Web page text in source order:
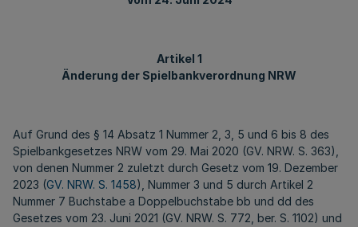
Artikel 1
Änderung der Spielbankverordnung NRW
Auf Grund des § 14 Absatz 1 Nummer 2, 3, 5 und 6 bis 8 des
Spielbankgesetzes NRW vom 29. Mai 2020 (GV. NRW. S. 363),
von denen Nummer 2 zuletzt durch Gesetz vom 19. Dezember
2023 (GV. NRW. S. 1458), Nummer 3 und 5 durch Artikel 2
Nummer 7 Buchstabe a Doppelbuchstabe bb und dd des
Gesetzes vom 23. Juni 2021 (GV. NRW. S. 772, ber. S. 1102) und